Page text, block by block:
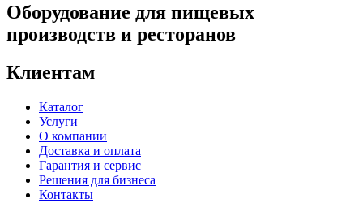
Оборудование для пищевых
производств и ресторанов
Клиентам
Каталог
Услуги
О компании
Доставка и оплата
Гарантия и сервис
Решения для бизнеса
Контакты